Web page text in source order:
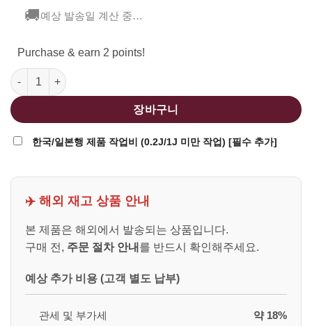
🚚예상 발송일 계산 중…
Purchase & earn 2 points!
Umarex UMP9 DX GBB Airsoft Rifle 수량
장바구니
한국/일본행 제품 작업비 (0.2J/1J 미만 작업) [필수 추가]
✈️ 해외 재고 상품 안내
본 제품은 해외에서 발송되는 상품입니다.
구매 전, 주문 절차 안내 를 반드시 확인해주세요.
예상 추가 비용 (고객 별도 납부)
관세 및 부가세 약 18%